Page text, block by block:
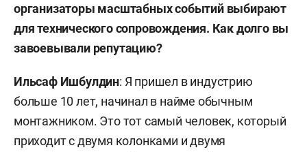
организаторы масштабных событий выбирают
для технического сопровождения. Как долго вы
завоевывали репутацию?
Ильсаф Ишбулдин: Я пришел в индустрию
больше 10 лет, начинал в найме обычным
монтажником. Это тот самый человек, который
приходит с двумя колонками и двумя